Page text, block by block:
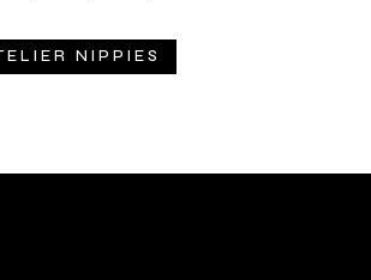
NIPPIES